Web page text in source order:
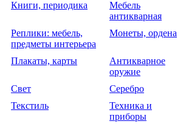
Книги, периодика
Мебель
антикварная
Реплики: мебель,
предметы интерьера
Монеты, ордена
Плакаты, карты
Антикварное
оружие
Свет
Серебро
Текстиль
Техника и
приборы